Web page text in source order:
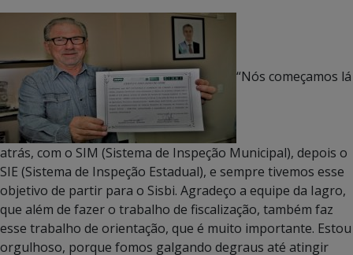
“Nós começamos lá
atrás, com o SIM (Sistema de Inspeção Municipal), depois o
SIE (Sistema de Inspeção Estadual), e sempre tivemos esse
objetivo de partir para o Sisbi. Agradeço a equipe da Iagro,
que além de fazer o trabalho de fiscalização, também faz
esse trabalho de orientação, que é muito importante. Estou
orgulhoso, porque fomos galgando degraus até atingir